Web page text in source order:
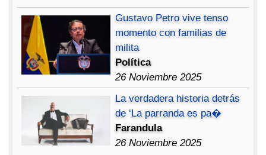
Gustavo Petro vive tenso
momento con familias de
milita
Política
26 Noviembre 2025
La verdadera historia detrás
de ‘La parranda es pa�
Farandula
26 Noviembre 2025